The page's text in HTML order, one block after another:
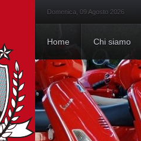
Domenica, 09 Agosto 2026
Home Chi siamo